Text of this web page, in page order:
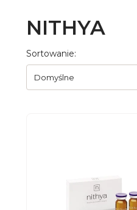
NITHYA
Lista produktów
Sortowanie:
Domyślne